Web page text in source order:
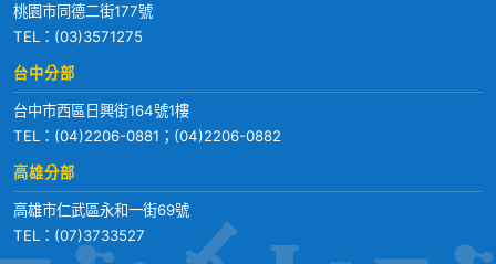
桃園市同德二街177號
TEL： (03)3571275
台中分部
台中市西區日興街164號1樓
TEL： (04)2206-0881 ； (04)2206-0882
高雄分部
高雄市仁武區永和一街69號
TEL： (07)3733527